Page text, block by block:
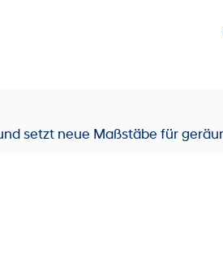
setzt neue Maßstäbe für